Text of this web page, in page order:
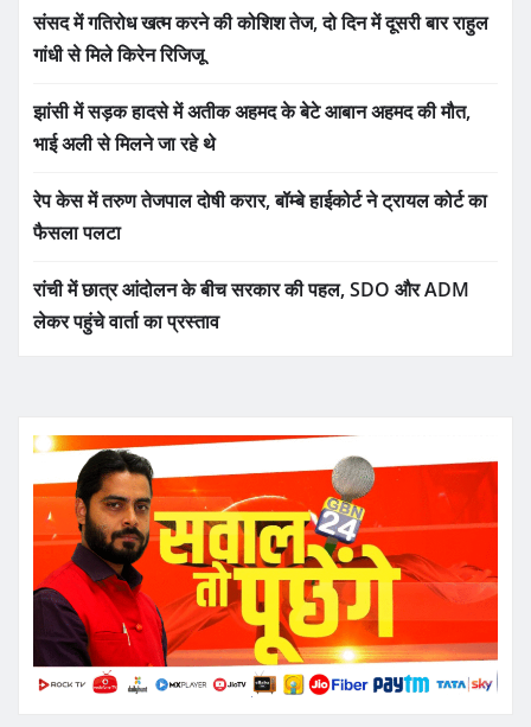
संसद में गतिरोध खत्म करने की कोशिश तेज, दो दिन में दूसरी बार राहुल
गांधी से मिले किरेन रिजिजू
झांसी में सड़क हादसे में अतीक अहमद के बेटे आबान अहमद की मौत,
भाई अली से मिलने जा रहे थे
रेप केस में तरुण तेजपाल दोषी करार, बॉम्बे हाईकोर्ट ने ट्रायल कोर्ट का
फैसला पलटा
रांची में छात्र आंदोलन के बीच सरकार की पहल, SDO और ADM
लेकर पहुंचे वार्ता का प्रस्ताव